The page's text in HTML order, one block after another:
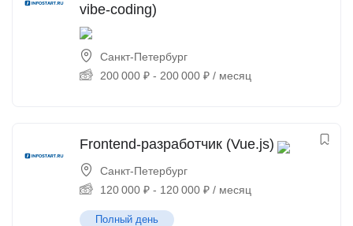
vibe-coding)
Санкт-Петербург
200 000 ₽ - 200 000 ₽ / месяц
Frontend-разработчик (Vue.js)
Санкт-Петербург
120 000 ₽ - 120 000 ₽ / месяц
Полный день